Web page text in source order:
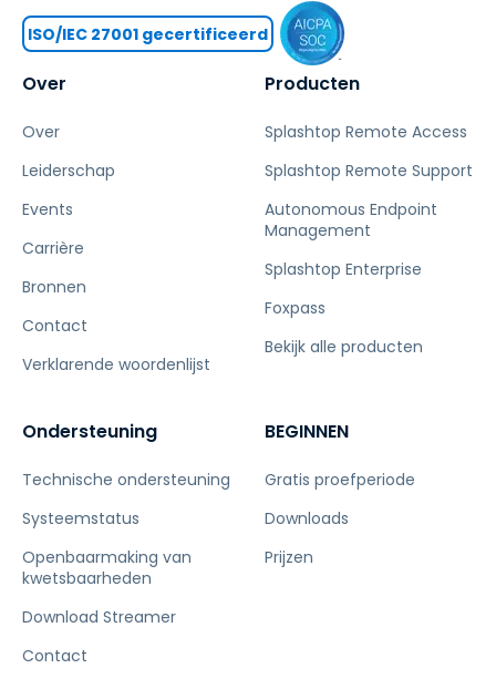
Over
Over
Leiderschap
Events
Carrière
Bronnen
Contact
Verklarende woordenlijst
Producten
Splashtop Remote Access
Splashtop Remote Support
Autonomous Endpoint
Management
Splashtop Enterprise
Foxpass
Bekijk alle producten
Ondersteuning
Technische ondersteuning
Systeemstatus
Openbaarmaking van
kwetsbaarheden
Download Streamer
Contact
BEGINNEN
Gratis proefperiode
Downloads
Prijzen
ISO/IEC 27001 gecertificeerd